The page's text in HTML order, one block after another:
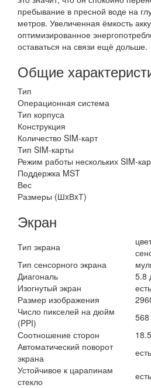
пребывание в пресной воде на
метров. Увеличенная ёмкость
оптимизированное
оставаться на связи ещё дольше.
Общие
Тип
Операционная система
Тип корпуса
Конструкция
Количество SIM-карт
Тип SIM-карты
Режим работы нескольких SIM-
Поддержка MST
Вес
Размеры (ШxВxТ)
Экран
Тип экрана
Тип сенсорного экрана
Диагональ
5.8
Изогнутый экран
есть
Размер изображения
Число пикселей на дюйм
(PPI)
568
Соотношение сторон
Автоматический поворот
экрана
есть
Устойчивое к царапинам
стекло
есть